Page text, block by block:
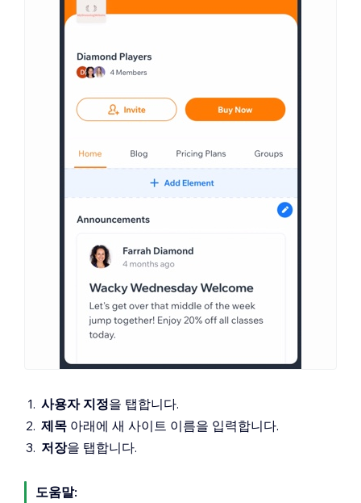
사용자 지정을 탭합니다.
제목 아래에 새 사이트 이름을 입력합니다.
저장을 탭합니다.
도움말: